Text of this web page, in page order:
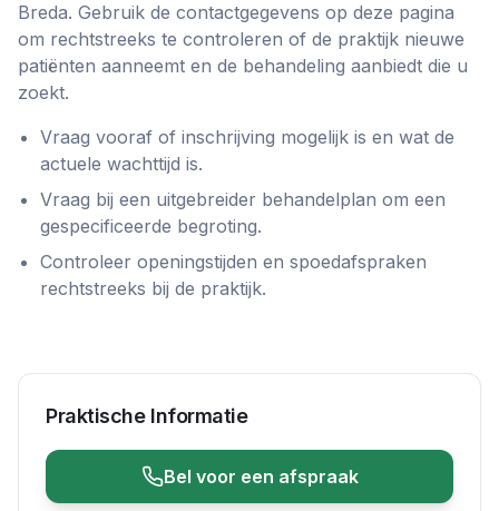
Breda. Gebruik de contactgegevens op deze pagina
om rechtstreeks te controleren of de praktijk nieuwe
patiënten aanneemt en de behandeling aanbiedt die u
zoekt.
Vraag vooraf of inschrijving mogelijk is en wat de
actuele wachttijd is.
Vraag bij een uitgebreider behandelplan om een
gespecificeerde begroting.
Controleer openingstijden en spoedafspraken
rechtstreeks bij de praktijk.
Praktische Informatie
Bel voor een afspraak